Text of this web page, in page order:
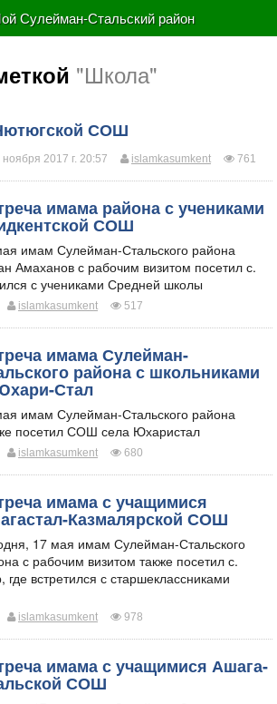
Сулейман-Стальский район
"Школа"
СОШ
2017 г. 20:57 islamkasumkent 761
имама района с учениками
СОШ
имам Сулейман-Стальского района
Амаханов с рабочим визитом посетил с.
с учениками Средней школы
islamkasumkent 517
имама Сулейман-
района с школьниками
Стал
имам Сулейман-Стальского района
посетил СОШ села Юхаристал
islamkasumkent 680
имама с учащимися
Казмалярской СОШ
17 мая имам Сулейман-Стальского
с рабочим визитом также посетил с.
встретился с старшеклассниками
islamkasumkent 978
имама с учащимися Ашага-
СОШ